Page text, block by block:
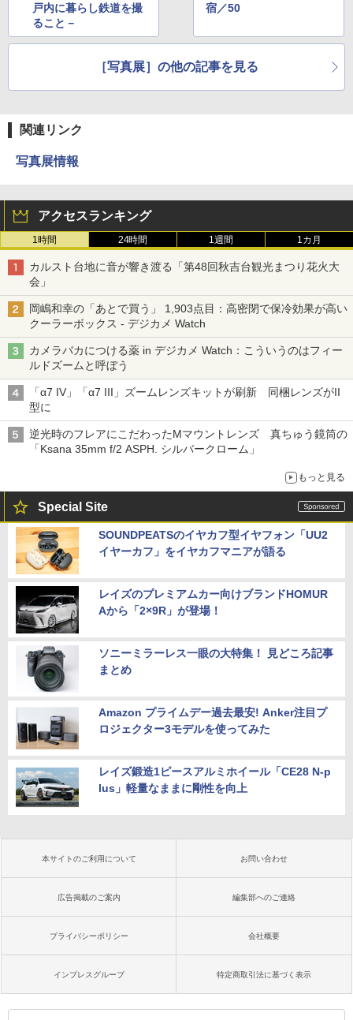
戸内に暮らし鉄道を撮
ること－
宿／50
［写真展］の他の記事を見る
関連リンク
写真展情報
アクセスランキング
1時間 24時間 1週間 1カ月
カルスト台地に音が響き渡る「第48回秋吉台観光まつり花火大
会」
岡嶋和幸の「あとで買う」 1,903点目：高密閉で保冷効果が高い
クーラーボックス - デジカメ Watch
カメラバカにつける薬 in デジカメ Watch：こういうのはフィー
ルドズームと呼ぼう
「α7 IV」「α7 III」ズームレンズキットが刷新 同梱レンズがII
型に
逆光時のフレアにこだわったMマウントレンズ 真ちゅう鏡筒の
「Ksana 35mm f/2 ASPH. シルバークローム」
もっと見る
Special Site
SOUNDPEATSのイヤカフ型イヤフォン「UU2
イヤーカフ」をイヤカフマニアが語る
レイズのプレミアムカー向けブランドHOMUR
Aから「2×9R」が登場！
ソニーミラーレス一眼の大特集！ 見どころ記事
まとめ
Amazon プライムデー過去最安! Anker注目プ
ロジェクター3モデルを使ってみた
レイズ鍛造1ピースアルミホイール「CE28 N-p
lus」軽量なままに剛性を向上
本サイトのご利用について お問い合わせ
広告掲載のご案内 編集部へのご連絡
プライバシーポリシー 会社概要
インプレスグループ 特定商取引法に基づく表示